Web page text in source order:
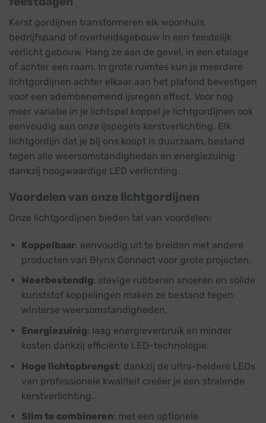
Kerst gordijnen transformeren elk woonhuis,
bedrijfspand of overheidsgebouw in een feestelijk
verlicht gebouw. Hang ze aan de gevel, in een etalage
of achter een raam. In grote ruimtes kun je meerdere
lichtgordijnen achter elkaar aan het plafond bevestigen
voor een adembenemend ijsregen effect. Voor nog
meer variatie in je lichtspel koppel je lichtgordijnen ook
eenvoudig aan onze ijspegels kerstverlichting. Elk
lichtgordijn dat je bij ons koopt is duurzaam, bestand
tegen alle weersomstandigheden en energiezuinig
dankzij hoogwaardige LED verlichting.
Voordelen van onze lichtgordijnen
Onze lichtgordijnen bieden tal van voordelen:
Koppelbaar: eenvoudig uit te breiden met andere
producten van Blynx Connect voor grote projecten.
Weerbestendig: stevige rubberen snoeren en solide
kunststof koppelingen maken ze bestand tegen
winterse weersomstandigheden.
Energiezuinig: laag energieverbruik en minder
kosten dankzij efficiënte LED-technologie.
Hoge lichtopbrengst: dankzij de ultra-heldere LEDs
van professionele kwaliteit creëer je een stralende
kerstverlichting.
Slim te combineren: met een optionele